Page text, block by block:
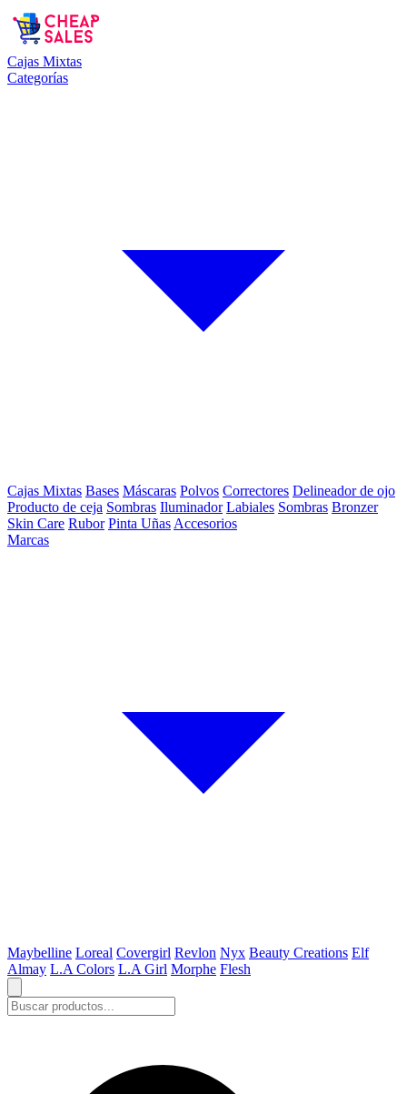
Cajas Mixtas
Categorías
Cajas Mixtas Bases Máscaras Polvos Correctores Delineador de ojo
Producto de ceja Sombras Iluminador Labiales Sombras Bronzer
Skin Care Rubor Pinta Uñas Accesorios
Marcas
Maybelline Loreal Covergirl Revlon Nyx Beauty Creations Elf
Almay L.A Colors L.A Girl Morphe Flesh